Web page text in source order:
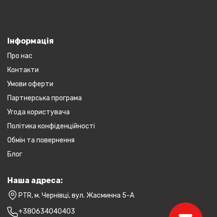
Інформація
Про нас
Контакти
Умови оферти
Партнерська програма
Угода користувача
Політика конфіденційності
Обмін та повернення
Блог
Наша адреса:
PTR, м. Чернівці, вул. Жасминна 5-А
+380634040403